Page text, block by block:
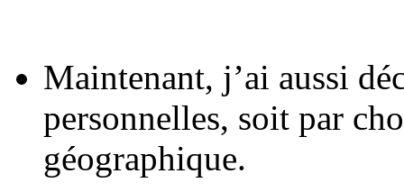
Maintenant, j’ai aussi
personnelles, soit par
géographique.